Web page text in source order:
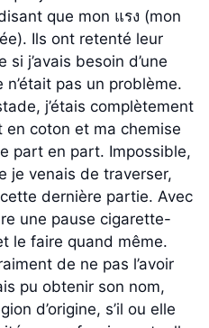
que mon แรง (mon
Ils ont retenté leur
j’avais besoin d’une
pas un problème.
j’étais complètement
coton et ma chemise
part en part. Impossible,
je venais de traverser,
dernière partie. Avec
une pause cigarette-
le faire quand même.
de ne pas l’avoir
pu obtenir son nom,
d’origine, s’il ou elle